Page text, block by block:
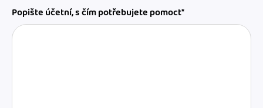
Popište účetní, s čím potřebujete pomoct*